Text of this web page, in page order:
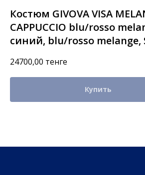
Костюм GIVOVA VISA
CAPPUCCIO blu/rosso
синий, blu/rosso melange,
24700,00 тенге
Купить